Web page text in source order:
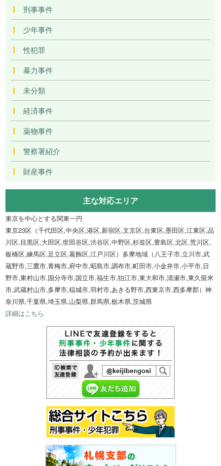
刑事事件
少年事件
性犯罪
暴力事件
未分類
経済事件
薬物事件
警察署紹介
財産事件
主な対応エリア
東京を中心とする関東一円
東京23区（千代田区,中央区,港区,新宿区,文京区,台東区,墨田区,江東区,品
川区,目黒区,大田区,世田谷区,渋谷区,中野区,杉並区,豊島区,北区,荒川区,
板橋区,練馬区,足立区,葛飾区,江戸川区）多摩地域（八王子市,立川市,武
蔵野市,三鷹市,青梅市,府中市,昭島市,調布市,町田市,小金井市,小平市,日
野市,東村山市,国分寺市,国立市,福生市,狛江市,東大和市,清瀬市,東久留米
市,武蔵村山市,多摩市,稲城市,羽村市,あきる野市,西東京市,西多摩郡）神
奈川県,千葉県,埼玉県,山梨県,群馬県,栃木県,茨城県
詳細はこちら